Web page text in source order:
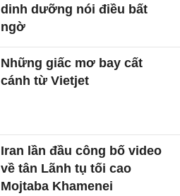
dinh dưỡng nói điều bất
ngờ
Những giấc mơ bay cất
cánh từ Vietjet
Iran lần đầu công bố video
về tân Lãnh tụ tối cao
Mojtaba Khamenei